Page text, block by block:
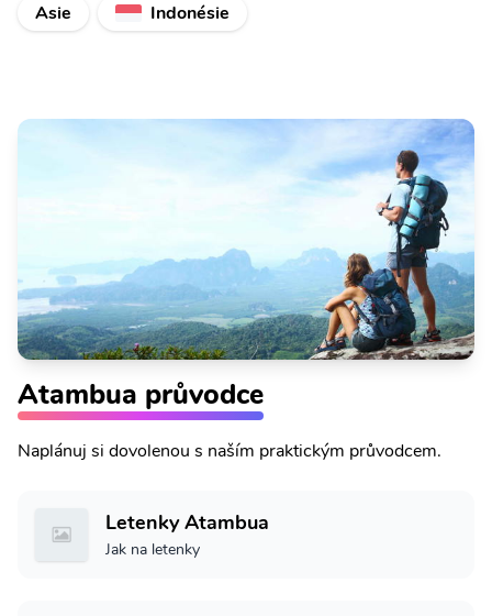
Asie
Indonésie
Atambua průvodce
Naplánuj si dovolenou s naším praktickým průvodcem.
Letenky Atambua
Jak na letenky